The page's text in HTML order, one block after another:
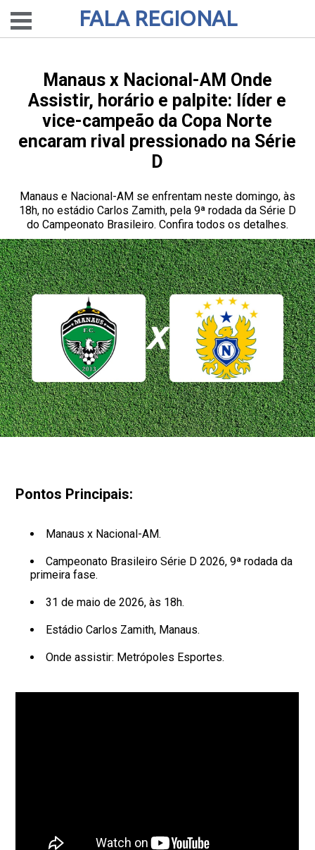
FALA REGIONAL
Manaus x Nacional-AM Onde
Assistir, horário e palpite: líder e
vice-campeão da Copa Norte
encaram rival pressionado na Série
D
Manaus e Nacional-AM se enfrentam neste domingo, às
18h, no estádio Carlos Zamith, pela 9ª rodada da Série D
do Campeonato Brasileiro. Confira todos os detalhes.
Pontos Principais:
Manaus x Nacional-AM.
Campeonato Brasileiro Série D 2026, 9ª rodada da
primeira fase.
31 de maio de 2026, às 18h.
Estádio Carlos Zamith, Manaus.
Onde assistir: Metrópoles Esportes.